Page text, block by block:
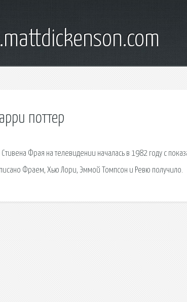
поттер
Стивена Фрая на телевидении началась в 1982 году с
Фраем, Хью Лори, Эммой Томпсон и Ревю получило.